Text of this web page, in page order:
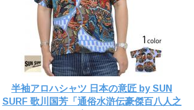
半袖アロハシャツ 日本の意匠 by SUN
SURF 歌川国芳「通俗水滸伝豪傑百八人之